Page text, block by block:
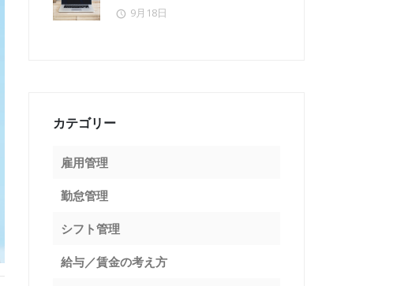
9月18日
カテゴリー
雇用管理
勤怠管理
シフト管理
給与／賃金の考え方